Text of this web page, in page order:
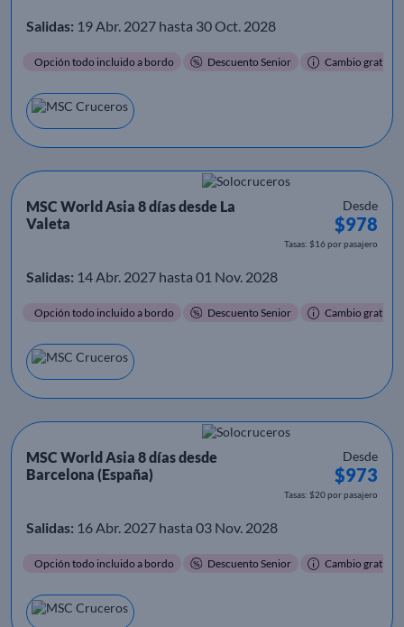
Salidas: 19 Abr. 2027 hasta 30 Oct. 2028
Opción todo incluido a bordo Descuento Senior Cambio gratis
MSC World Asia 8 días desde La
Valeta
Desde
$978
Tasas: $16 por pasajero
Salidas: 14 Abr. 2027 hasta 01 Nov. 2028
Opción todo incluido a bordo Descuento Senior Cambio gratis
MSC World Asia 8 días desde
Barcelona (España)
Desde
$973
Tasas: $20 por pasajero
Salidas: 16 Abr. 2027 hasta 03 Nov. 2028
Opción todo incluido a bordo Descuento Senior Cambio gratis